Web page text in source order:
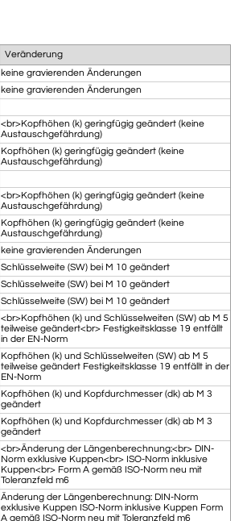
Veränderung
keine gravierenden Änderungen
keine gravierenden Änderungen
<br>Kopfhöhen (k) geringfügig geändert (keine
Austauschgefährdung)
Kopfhöhen (k) geringfügig geändert (keine
Austauschgefährdung)
<br>Kopfhöhen (k) geringfügig geändert (keine
Austauschgefährdung)
Kopfhöhen (k) geringfügig geändert (keine
Austauschgefährdung)
keine gravierenden Änderungen
Schlüsselweite (SW) bei M 10 geändert
Schlüsselweite (SW) bei M 10 geändert
Schlüsselweite (SW) bei M 10 geändert
<br>Kopfhöhen (k) und Schlüsselweiten (SW) ab M 5
teilweise geändert<br> Festigkeitsklasse 19 entfällt
in der EN-Norm
Kopfhöhen (k) und Schlüsselweiten (SW) ab M 5
teilweise geändert Festigkeitsklasse 19 entfällt in der
EN-Norm
Kopfhöhen (k) und Kopfdurchmesser (dk) ab M 3
geändert
Kopfhöhen (k) und Kopfdurchmesser (dk) ab M 3
geändert
<br>Änderung der Längenberechnung:<br> DIN-
Norm exklusive Kuppen<br> ISO-Norm inklusive
Kuppen<br> Form A gemäß ISO-Norm neu mit
Toleranzfeld m6
Änderung der Längenberechnung: DIN-Norm
exklusive Kuppen ISO-Norm inklusive Kuppen Form
A gemäß ISO-Norm neu mit Toleranzfeld m6